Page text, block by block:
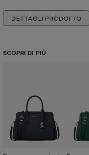
DETTAGLI PRODOTTO
SCOPRI DI PIÙ